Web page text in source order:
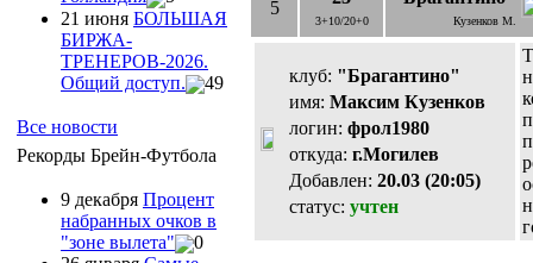
21 июня БОЛЬШАЯ
БИРЖА-
ТРЕНЕРОВ-2026.
Общий доступ.
49
Все новости
Рекорды Брейн-Футбола
9 декабря Процент
набранных очков в
"зоне вылета"
0
5
3+10/20+0 Кузенков М.
клуб: "Брагантино"
имя: Максим Кузенков
логин: фрол1980
откуда: г.Могилев
Добавлен: 20.03 (20:05)
статус: учтен